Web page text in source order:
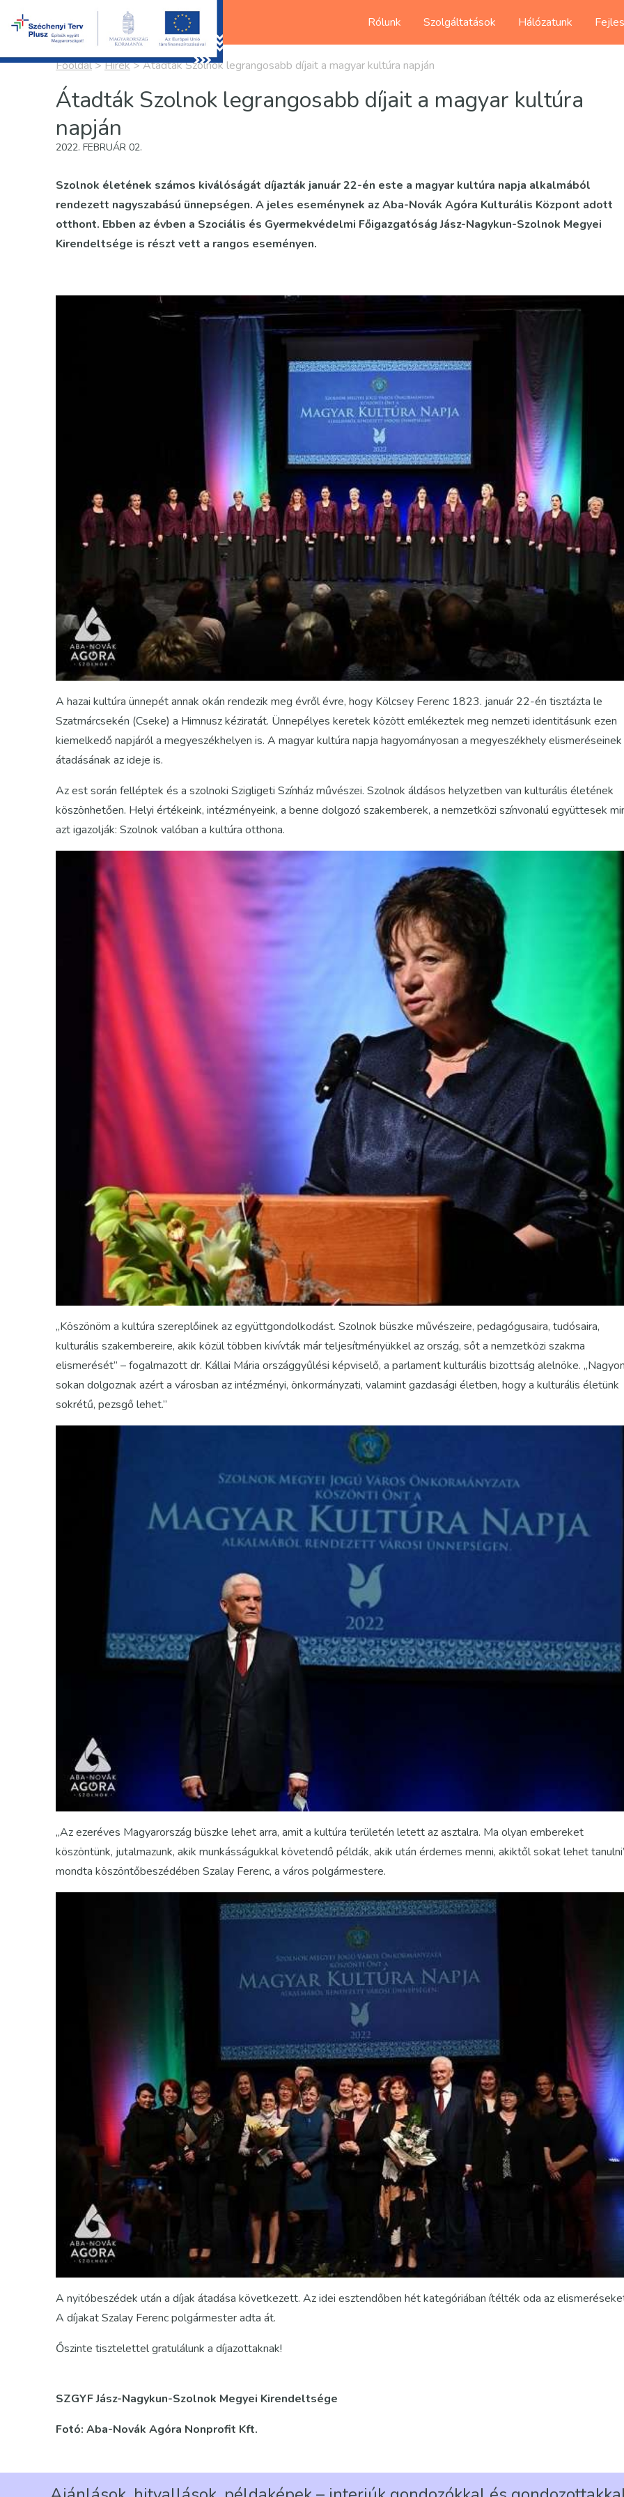
Rólunk Szolgáltatások Hálózatunk
Főoldal>Hírek>Átadták Szolnok legrangosabb díjait a magyar kultúra napján
Átadták Szolnok legrangosabb díjait a magyar kultúra
napján
2022. FEBRUÁR 02.
Szolnok életének számos kiválóságát díjazták január 22-én este a magyar kultúra napja alkalmából
rendezett nagyszabású ünnepségen. A jeles eseménynek az Aba-Novák Agóra Kulturális Központ adott
otthont. Ebben az évben a Szociális és Gyermekvédelmi Főigazgatóság Jász-Nagykun-Szolnok Megyei
Kirendeltsége is részt vett a rangos eseményen.
A hazai kultúra ünnepét annak okán rendezik meg évről évre, hogy Kölcsey Ferenc 1823. január 22-én tisztázta le
Szatmárcsekén (Cseke) a Himnusz kéziratát. Ünnepélyes keretek között emlékeztek meg nemzeti identitásunk ezen
kiemelkedő napjáról a megyeszékhelyen is. A magyar kultúra napja hagyományosan a megyeszékhely elismeréseinek
átadásának az ideje is.
Az est során felléptek és a szolnoki Szigligeti Színház művészei. Szolnok áldásos helyzetben van kulturális életének
köszönhetően. Helyi értékeink, intézményeink, a benne dolgozó szakemberek, a nemzetközi színvonalú együttesek
azt igazolják: Szolnok valóban a kultúra otthona.
„Köszönöm a kultúra szereplőinek az együttgondolkodást. Szolnok büszke művészeire, pedagógusaira, tudósaira,
kulturális szakembereire, akik közül többen kivívták már teljesítményükkel az ország, sőt a nemzetközi szakma
elismerését” – fogalmazott dr. Kállai Mária országgyűlési képviselő, a parlament kulturális bizottság alelnöke.
sokan dolgoznak azért a városban az intézményi, önkormányzati, valamint gazdasági életben, hogy a kulturális életünk
sokrétű, pezsgő lehet.”
„Az ezeréves Magyarország büszke lehet arra, amit a kultúra területén letett az asztalra. Ma olyan embereket
köszöntünk, jutalmazunk, akik munkásságukkal követendő példák, akik után érdemes menni, akiktől sokat lehet
mondta köszöntőbeszédében Szalay Ferenc, a város polgármestere.
A nyitóbeszédek után a díjak átadása következett. Az idei esztendőben hét kategóriában ítélték oda az
A díjakat Szalay Ferenc polgármester adta át.
Őszinte tisztelettel gratulálunk a díjazottaknak!
SZGYF Jász-Nagykun-Szolnok Megyei Kirendeltsége
Fotó: Aba-Novák Agóra Nonprofit Kft.